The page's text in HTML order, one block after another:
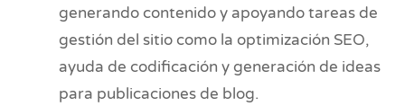
generando contenido y apoyando tareas de
gestión del sitio como la optimización SEO,
ayuda de codificación y generación de ideas
para publicaciones de blog.